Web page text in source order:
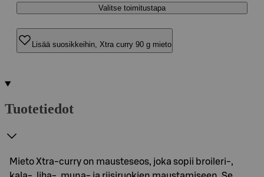
Valitse toimitustapa
Lisää suosikkeihin, Xtra curry 90 g mieto
Tuotetiedot
Mieto Xtra-curry on mausteseos, joka sopii broileri-,